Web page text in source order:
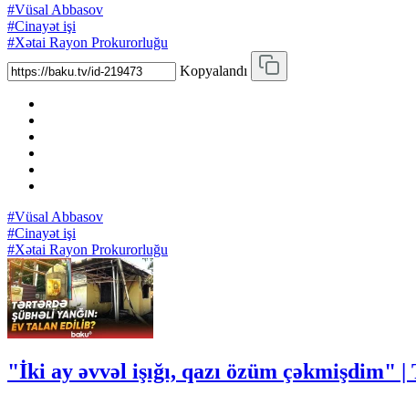
#Vüsal Abbasov
#Cinayət işi
#Xətai Rayon Prokurorluğu
Kopyalandı
#Vüsal Abbasov
#Cinayət işi
#Xətai Rayon Prokurorluğu
"İki ay əvvəl işığı, qazı özüm çəkmişdim"